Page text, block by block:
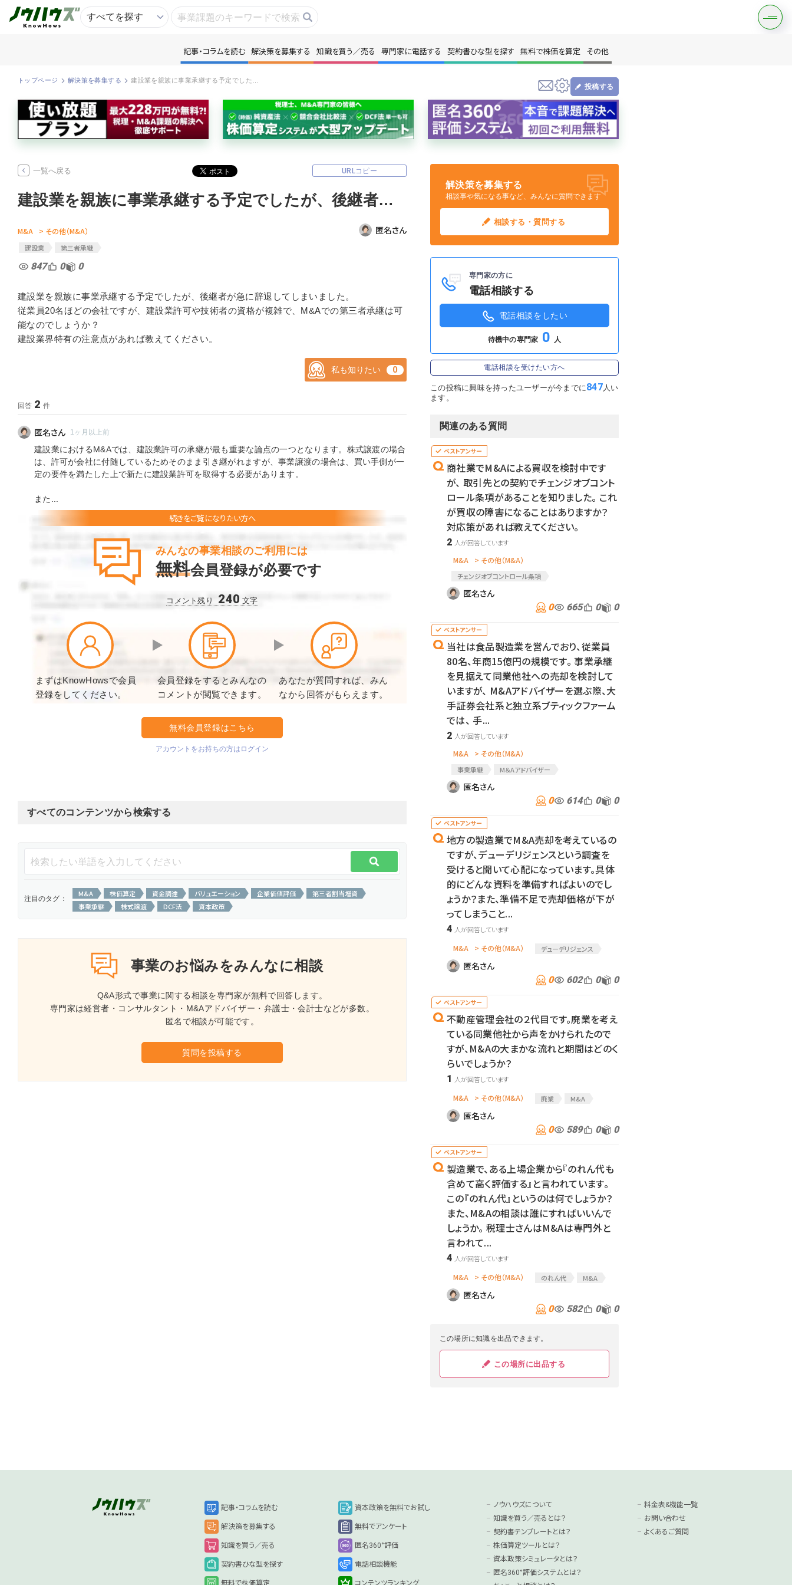
知識を買う／売る 契約書ひな型を探す
専門家に電話する 無料で株価を算定
資本政策を無料でお試し
匿名360°評価 ちょこっと相談とは？
記事・コラムを読む 解決策を募集する 知識を買う／売る 専門家に電話する 契約書ひな型を探す 無料で株価を算定 その他
トップページ 解決策を募集する
投稿する
一覧へ戻る URLコピー
建設業を親族に事業承継する予定でしたが、後継者が急に辞退してしまいました。 従業員20名ほどの会社ですが、建設業許可や技術者の資格が複雑で、M&Aでの第三者承継は可能なのでしょうか？ 建設業界特有の注意点があれば教えてください。
M&A > その他（M&A） 匿名さん
建設業 第三者承継
847 0 0
建設業を親族に事業承継する予定でしたが、後継者が急に辞退してしまいました。
従業員20名ほどの会社ですが、建設業許可や技術者の資格が複雑で、M&Aでの第三者承継は可
能なのでしょうか？
建設業界特有の注意点があれば教えてください。
私も知りたい
回答 2 件
匿名さん 1ヶ月以上前
建設業におけるM&Aでは、建設業許可の承継が最も重要な論点の一つとなります。株式譲渡の場合
は、許可が会社に付随しているためそのまま引き継がれますが、事業譲渡の場合は、買い手側が一
定の要件を満たした上で新たに建設業許可を取得する必要があります。
また...
みんなの事業相談のご利用には
無料会員登録が必要です
コメント残り 240 文字
まずはKnowHowsで会員
登録をしてください。
会員登録をするとみんなの
コメントが閲覧できます。
あなたが質問すれば、みん
なから回答がもらえます。
無料会員登録はこちら
アカウントをお持ちの方はログイン
すべてのコンテンツから検索する
注目のタグ：
M&A 株価算定 資金調達 バリュエーション 企業価値評価
第三者割当増資
事業承継
株式譲渡 DCF法 資本政策
事業のお悩みをみんなに相談
Q&A形式で事業に関する相談を専門家が無料で回答します。
専門家は経営者・コンサルタント・M&Aアドバイザー・弁護士・会計士などが多数。
匿名で相談が可能です。
質問を投稿する
解決策を募集する
相談事や気になる事など、みんなに質問できます
相談する・質問する
専門家の方に
電話相談する
電話相談をしたい
待機中の専門家 0 人
電話相談を受けたい方へ
この投稿に興味を持ったユーザーが今までに847人い
ます。
関連のある質問
商社業でM&Aによる買収を検討中です
が、 取引先との契約でチェンジオブコント
ロール条項があることを知りました。 これ
が買収の障害になることはありますか？
対応策があれば教えてください。
2
M&A > その他（M&A）
チェンジオブコントロール条項
匿名さん
0 665 0 0
当社は食品製造業を営んでおり、従業員
80名、年商15億円の規模です。 事業承継
を見据えて同業他社への売却を検討して
いますが、 M&Aアドバイザーを選ぶ際、大
手証券会社系と独立系ブティックファーム
では、 手...
2
M&A > その他（M&A）
事業承継 M＆Aアドバイザー
匿名さん
0 614 0 0
地方の製造業でM&A売却を考えているの
ですが、デューデリジェンスという調査を
受けると聞いて心配になっています。具体
的にどんな資料を準備すればよいのでし
ょうか？また、準備不足で売却価格が下が
ってしまうこと...
4
M&A > その他（M&A） デューデリジェンス
匿名さん
0 602 0 0
不動産管理会社の２代目です。廃業を考え
ている同業他社から声をかけられたので
すが、M&Aの大まかな流れと期間はどのく
らいでしょうか？
1
M&A > その他（M&A） 廃業 M&A
匿名さん
0 589 0 0
製造業で、ある上場企業から『のれん代も
含めて高く評価する』と言われています。
この『のれん代』というのは何でしょうか？
また、M&Aの相談は誰にすればいいんで
しょうか。 税理士さんはM&Aは専門外と
言われて...
4
M&A > その他（M&A） のれん代 M&A
匿名さん
0 582 0 0
この場所に知識を出品できます。
この場所に出品する
記事・コラムを読む
解決策を募集する
知識を買う／売る
契約書ひな型を探す
無料で株価算定
資本政策を無料でお試し
無料でアンケート
匿名360°評価
電話相談機能
コンテンツランキング
ノウハウズについて
知識を買う／売るとは？
契約書テンプレートとは？
株価算定ツールとは？
資本政策シミュレータとは？
匿名360°評価システムとは？
料金表&機能一覧
お問い合わせ
よくあるご質問